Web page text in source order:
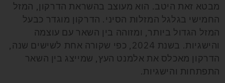
מבטא זאת היטב. הוא מעוצב בהשראת הדרקון, המזל
החמישי בגלגל המזלות הסיני. הדרקון מוגדר כבעל
המזל הגדול ביותר, ומזוהה בין השאר עם עוצמה
והישגיות. בשנת 2024, כפי שקורה אחת לשישים שנה,
הדרקון מאכלס את אלמנט העץ, שמייצג בין השאר
התפתחות והישגיות.